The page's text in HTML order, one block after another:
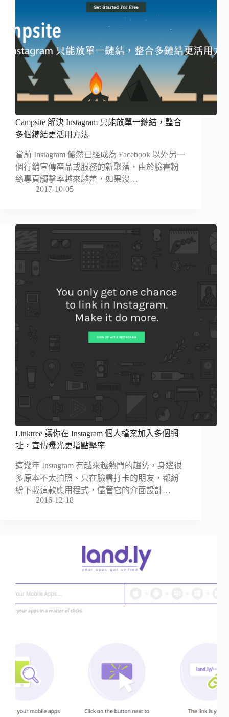
Campsite 解決 Instagram 只能放單一鏈結，整合
多個鏈結更活用方法
當前 Instagram 儼然已經成為 Facebook 以外另一
個行銷宣傳產品或服務的新聚落，由於臉書粉
絲專頁觸擊率越來越差，如果沒…
2017-10-05
Linktree 讓你在 Instagram 個人檔案加入多個網
址，宣傳曝光更增點擊率
這幾年 Instagram 有越來越熱門的趨勢，身邊很
多原本不太拍照、只在臉書打卡的朋友，都紛
紛下載這款應用程式，儘管它的介面設計…
2016-12-18